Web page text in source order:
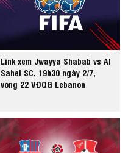
Link xem Jwayya Shabab vs Al
Sahel SC, 19h30 ngày 2/7,
vòng 22 VĐQG Lebanon